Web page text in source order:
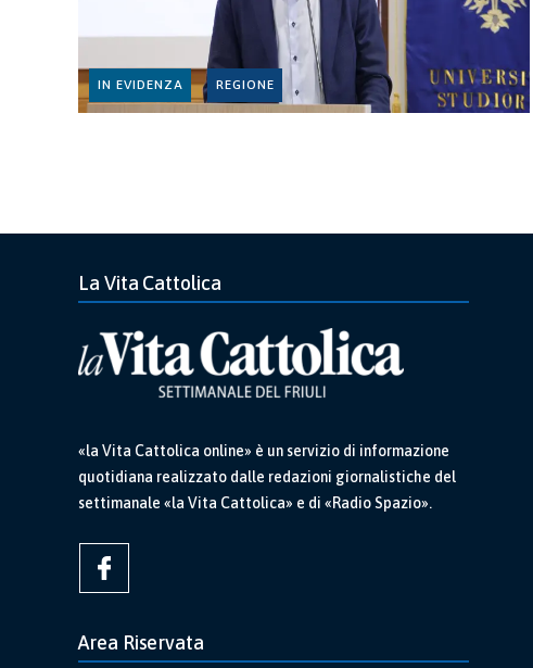
IN EVIDENZA REGIONE
La Vita Cattolica
«la Vita Cattolica online» è un servizio di informazione
quotidiana realizzato dalle redazioni giornalistiche del
settimanale «la Vita Cattolica» e di «Radio Spazio».
Area Riservata